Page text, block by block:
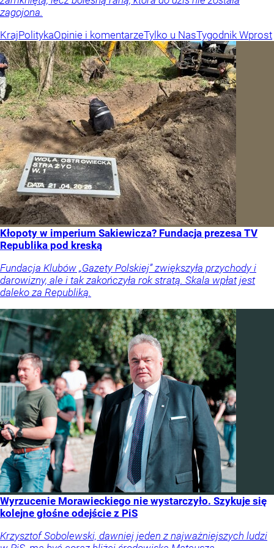
zagojona.
KrajPolitykaOpinie i komentarzeTylko u NasTygodnik Wprost
Kłopoty w imperium Sakiewicza? Fundacja prezesa TV
Republika pod kreską
Fundacja Klubów „Gazety Polskiej” zwiększyła przychody i
darowizny, ale i tak zakończyła rok stratą. Skala wpłat jest
daleko za Republiką.
Wyrzucenie Morawieckiego nie wystarczyło. Szykuje się
kolejne głośne odejście z PiS
Krzysztof Sobolewski, dawniej jeden z najważniejszych ludzi